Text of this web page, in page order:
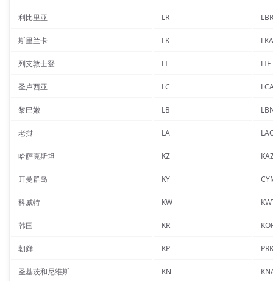
利比里亚 LR LBR
斯里兰卡 LK LKA
列支敦士登 LI LIE
圣卢西亚 LC
黎巴嫩 LB
老挝 LA
哈萨克斯坦 KZ
开曼群岛 KY
科威特 KW
韩国 KR
朝鲜 KP PRK
圣基茨和尼维斯 KN